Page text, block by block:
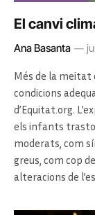
El canvi
Ana Basanta
Més de la meitat
condicions
d’Equitat.org.
els infants
moderats, com
greus, com cop
alteracions de